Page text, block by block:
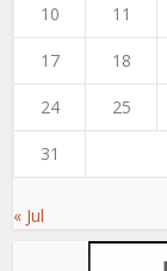
10 11
17 18
24 25
31
« Jul